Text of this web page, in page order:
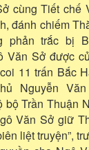
cùng Tiết chế
đánh chiếm
phản trắc bị
Văn Sở được
11 trấn Bắc
Nguyễn
bộ Trần Thuận
Văn Sở giữ
liệt truyện”,